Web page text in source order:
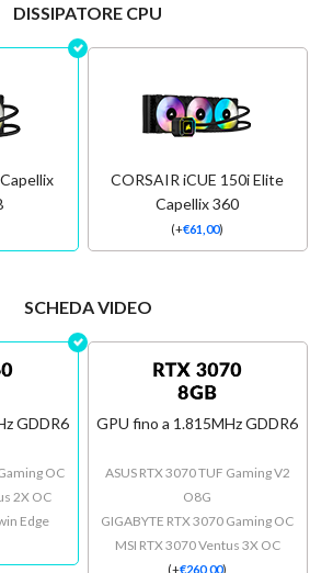
DISSIPATORE CPU
CORSAIR iCUE 150i Elite
Capellix 360
(+€61,00)
SCHEDA VIDEO
GDDR6
OC
2X OC
Edge
GPU fino a 1.815MHz GDDR6
ASUS RTX 3070 TUF Gaming V2
O8G
GIGABYTE RTX 3070 Gaming OC
MSI RTX 3070 Ventus 3X OC
(+€260,00)